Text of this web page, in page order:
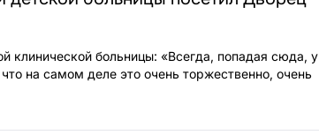
клинической больницы: «Всегда, попадая сюда, у
на самом деле это очень торжественно, очень